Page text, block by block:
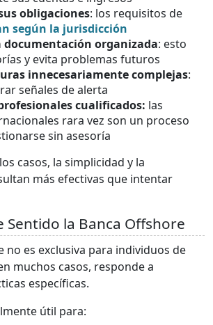
obligaciones: los requisitos de
según la jurisdicción
documentación organizada: esto
y evita problemas futuros
innecesariamente complejas:
señales de alerta
cualificados: las
rara vez son un proceso
sin asesoría
casos, la simplicidad y la
más efectivas que intentar
Sentido la Banca Offshore
no es exclusiva para individuos de
muchos casos, responde a
específicas.
útil para: